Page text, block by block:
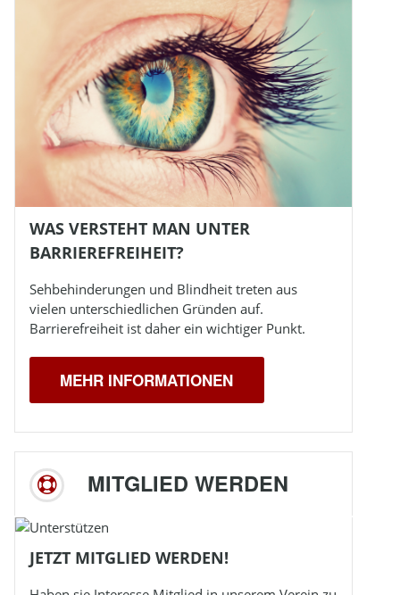
WAS VERSTEHT MAN UNTER
BARRIEREFREIHEIT?
Sehbehinderungen und Blindheittreten aus
vielen unterschiedlichen Gründen auf.
Barrierefreiheit ist daher ein wichtiger Punkt.
MEHR INFORMATIONEN
MITGLIED WERDEN
JETZT MITGLIED WERDEN!